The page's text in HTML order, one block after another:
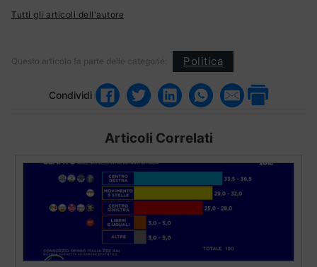
Tutti gli articoli dell'autore
Questo articolo fa parte delle categorie: Politica
Condividi
Articoli Correlati